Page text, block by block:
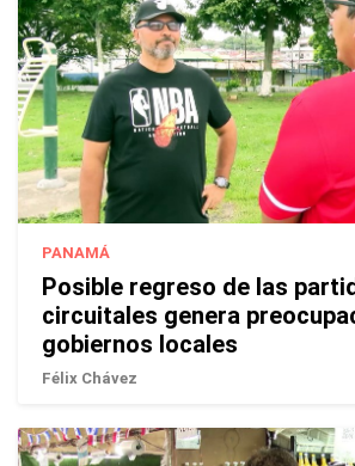
PANAMÁ
Posible regreso de las
circuitales genera
gobiernos locales
Félix Chávez